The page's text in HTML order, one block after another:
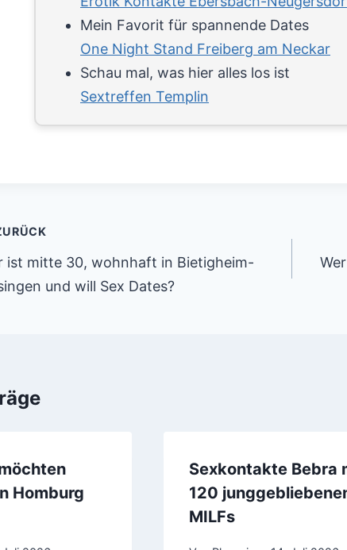
Mein Favorit für spannende Dates
One Night Stand Freiberg am Neckar
Schau mal, was hier alles los ist
Sextreffen Templin
ist mitte 30, wohnhaft in Bietigheim-
und will Sex Dates?
Homburg
Sexkontakte Bebra
120
MILFs